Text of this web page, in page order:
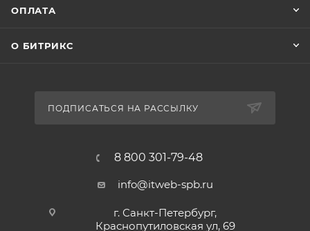
ОПЛАТА
О БИТРИКС
ПОДПИСАТЬСЯ НА РАССЫЛКУ
8 800 301-79-48
info@itweb-spb.ru
г. Санкт-Петербург,
Краснопутиловская ул, 69